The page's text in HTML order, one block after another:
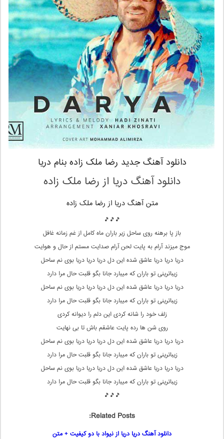
دانلود آهنگ جدید رضا ملک زاده بنام دریا
دانلود آهنگ دریا از رضا ملک زاده
متن آهنگ دریا از رضا ملک زاده
🎵🎵🎵
باز پا برهنه روی ساحل زیر باران ماه کامل از غم زمانه غافل
موج میزند آرام به پایت لحن آرام صدایت مستم از حال و هوایت
دریا دریا دریا عاشق شده این دل دریا دریا دریا بوی نم ساحل
زیباترینی تو باران که میبارد جانا بگو قلبت حال مرا دارد
دریا دریا دریا عاشق شده این دل دریا دریا دریا بوی نم ساحل
زیباترینی تو باران که میبارد جانا بگو قلبت حال مرا دارد
زلف خود را شانه کردی این دلم را دیوانه کردی
روی شن ها رده پایت عاشقم باش تا بی نهایت
دریا دریا دریا عاشق شده این دل دریا دریا دریا بوی نم ساحل
زیباترینی تو باران که میبارد جانا بگو قلبت حال مرا دارد
دریا دریا دریا عاشق شده این دل دریا دریا دریا بوی نم ساحل
زیباترینی تو باران که میبارد جانا بگو قلبت حال مرا دارد
🎵🎵🎵
Related Posts:
دانلود آهنگ دریا دریا از نیواد با دو کیفیت + متن